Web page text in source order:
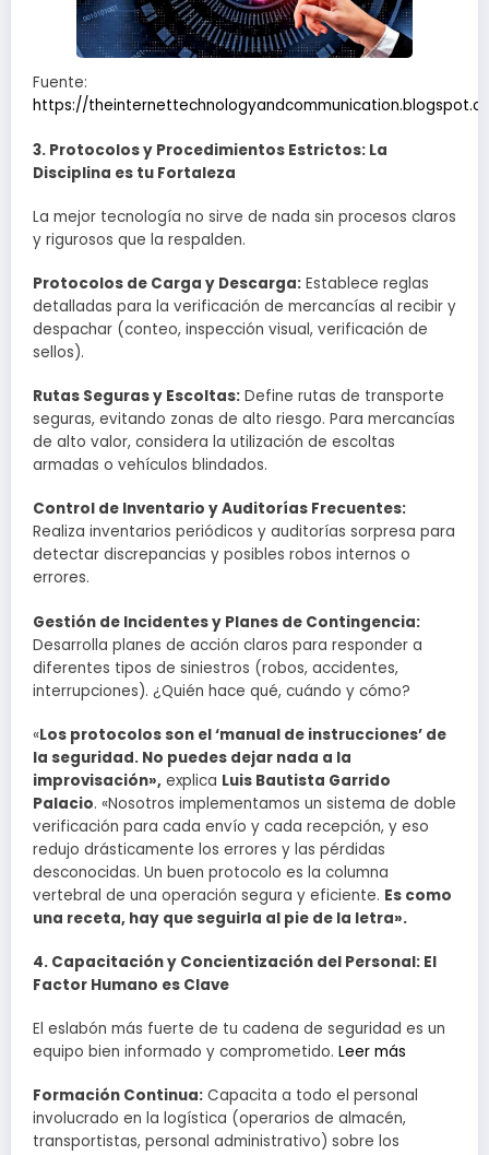
Fuente:
https://
3. Protocolos y Procedimientos Estrictos: La
Disciplina es tu Fortaleza
La mejor tecnología no sirve de nada sin procesos claros
y rigurosos que la respalden.
Protocolos de Carga y Descarga: Establece reglas
detalladas para la verificación de mercancías al recibir y
despachar (conteo, inspección visual, verificación de
sellos).
Rutas Seguras y Escoltas: Define rutas de transporte
seguras, evitando zonas de alto riesgo. Para mercancías
de alto valor, considera la utilización de escoltas
armadas o vehículos blindados.
Control de Inventario y Auditorías Frecuentes:
Realiza inventarios periódicos y auditorías sorpresa para
detectar discrepancias y posibles robos internos o
errores.
Gestión de Incidentes y Planes de Contingencia:
Desarrolla planes de acción claros para responder a
diferentes tipos de siniestros (robos, accidentes,
interrupciones). ¿Quién hace qué, cuándo y cómo?
«Los protocolos son el ‘manual de instrucciones’ de
la seguridad. No puedes dejar nada a la
improvisación», explica Luis Bautista Garrido
Palacio. «Nosotros implementamos un sistema de doble
verificación para cada envío y cada recepción, y eso
redujo drásticamente los errores y las pérdidas
desconocidas. Un buen protocolo es la columna
vertebral de una operación segura y eficiente. Es como
una receta, hay que seguirla al pie de la letra».
4. Capacitación y Concientización del Personal: El
Factor Humano es Clave
El eslabón más fuerte de tu cadena de seguridad es un
equipo bien informado y comprometido. Leer más
Formación Continua: Capacita a todo el personal
involucrado en la logística (operarios de almacén,
transportistas, personal administrativo) sobre los